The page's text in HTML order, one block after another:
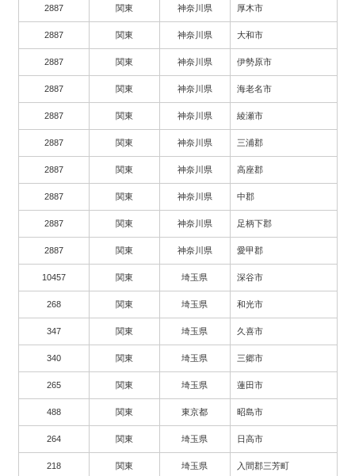
2887 関東 神奈川県 厚木市
2887 関東 神奈川県 大和市
2887 関東 神奈川県 伊勢原市
2887 関東 神奈川県 海老名市
2887 関東 神奈川県 綾瀬市
2887 関東 神奈川県 三浦郡
2887 関東 神奈川県 高座郡
2887 関東 神奈川県 中郡
2887 関東 神奈川県 足柄下郡
2887 関東 神奈川県 愛甲郡
10457 関東 埼玉県 深谷市
268 関東 埼玉県 和光市
347 関東 埼玉県 久喜市
340 関東 埼玉県 三郷市
265 関東 埼玉県 蓮田市
488 関東 東京都 昭島市
264 関東 埼玉県 日高市
218 関東 埼玉県 入間郡三芳町